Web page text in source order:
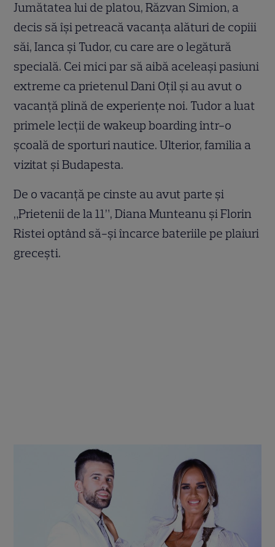
Jumătatea lui de platou, Răzvan Simion, a
decis să își petreacă vacanța alături de copiii
săi, Ianca și Tudor, cu care are o legătură
specială. Cei mici par să aibă aceleași pasiuni
extreme ca prietenul Dani Oțil și au avut o
vacanță plină de experiențe noi. Tudor a luat
primele lecții de wakeup boarding într-o
școală de sporturi nautice. Ulterior, familia a
vizitat și Budapesta.
De o vacanţă pe cinste au avut parte şi
„Prietenii de la 11”, Diana Munteanu şi Florin
Ristei optând să-şi încarce bateriile pe plaiuri
greceşti.